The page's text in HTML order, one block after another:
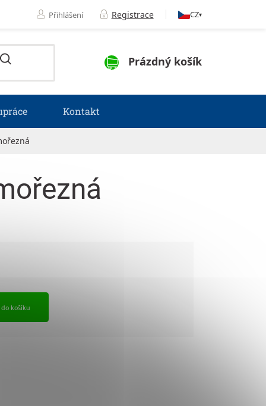
Přihlášení Registrace CZ▾
NÁKUPNÍ KOŠÍK
Prázdný košík
Kontakt
košíku